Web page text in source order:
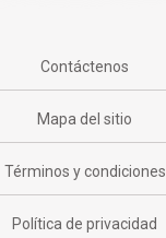
Contáctenos
Mapa del sitio
Términos y condiciones
Política de privacidad